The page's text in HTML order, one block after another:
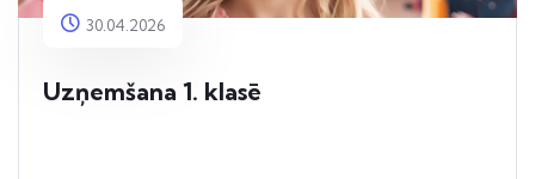
30.04.2026
Uzņemšana 1. klasē